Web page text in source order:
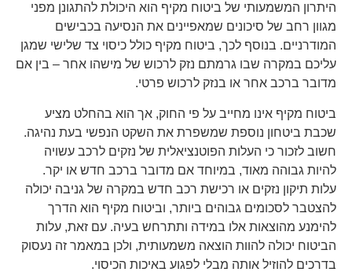
היתרון המשמעותי של ביטוח מקיף הוא היכולת להתגונן מפני
מגוון רחב של סיכונים שמאפיינים את הנסיעה בכבישים
המודרניים. בנוסף לכך, ביטוח מקיף כולל כיסוי צד שלישי שמגן
עליכם במקרה שבו גרמתם נזק לרכוש של מישהו אחר – בין אם
מדובר ברכב אחר או בנזק לרכוש פרטי.
ביטוח מקיף אינו מחייב על פי החוק, אך הוא בהחלט מציע
שכבת ביטחון נוספת שמשפרת את השקט הנפשי בעת נהיגה.
חשוב לזכור כי העלות הפוטנציאלית של נזקים לרכב עשויה
להיות גבוהה מאוד, במיוחד אם מדובר ברכב חדש או יקר.
עלות תיקון נזקים או רכישת רכב חדש במקרה של גניבה יכולה
להצטבר לסכומים גבוהים ביותר, וביטוח מקיף הוא הדרך
להימנע מהוצאות אלו במידה ותתרחש בעיה. עם זאת, עלות
הביטוח יכולה להוות הוצאה משמעותית, ולכן במאמר זה נעסוק
בדרכים להוזיל אותה מבלי לפגוע באיכות הכיסוי.